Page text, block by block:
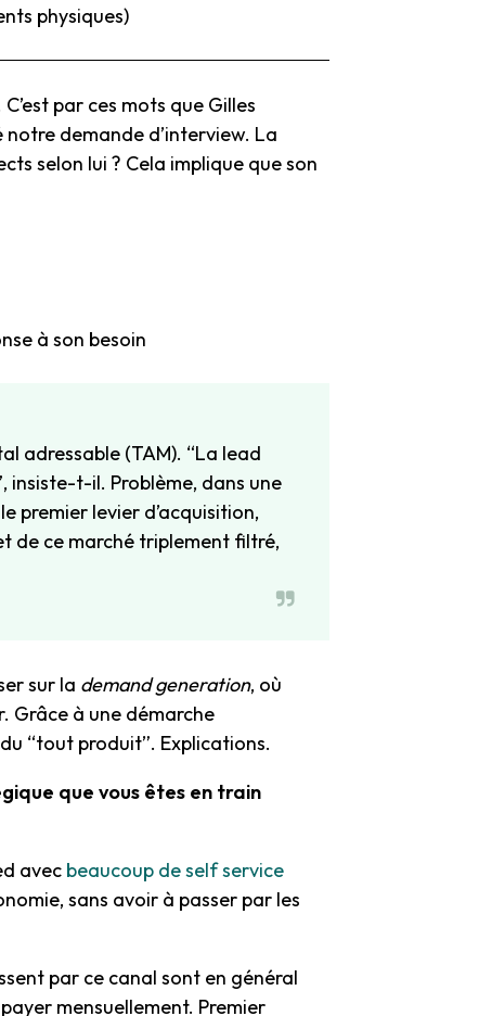
physiques)
par ces mots que Gilles
notre demande d’interview. La
selon lui ? Cela implique que son
à son besoin
adressable (TAM). “La lead
insiste-t-il. Problème, dans une
premier levier d’acquisition,
de ce marché triplement filtré,
sur la demand generation, où
Grâce à une démarche
“tout produit”. Explications.
que vous êtes en train
avec beaucoup de self service
sans avoir à passer par les
par ce canal sont en général
mensuellement. Premier